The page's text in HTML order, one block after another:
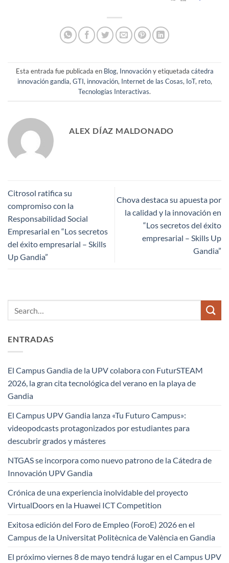
Esta entrada fue publicada en Blog, Innovacióny etiquetada cátedra
innovación gandia,GTI, innovación, Internet de las Cosas, IoT, reto,
Tecnologías Interactivas.
ALEX DÍAZ MALDONADO
Citrosol ratifica su
compromiso con la
Responsabilidad Social
Empresarial en “Los secretos
del éxito empresarial – Skills
Up Gandia”
Chova destaca su apuesta por
la calidad y la innovación en
“Los secretos del éxito
empresarial – Skills Up
Gandia”
ENTRADAS
El Campus Gandia de la UPV colabora con FuturSTEAM
2026, la gran cita tecnológica del verano en la playa de
Gandia
El Campus UPV Gandia lanza «Tu Futuro Campus»:
videopodcasts protagonizados por estudiantes para
descubrir grados y másteres
NTGAS se incorpora como nuevo patrono de la Cátedra de
Innovación UPV Gandia
Crónica de una experiencia inolvidable del proyecto
VirtualDoors en la Huawei ICT Competition
Exitosa edición del Foro de Empleo (ForoE) 2026 en el
Campus de la Universitat Politècnica de València en Gandia
El próximo viernes 8 de mayo tendrá lugar en el Campus UPV